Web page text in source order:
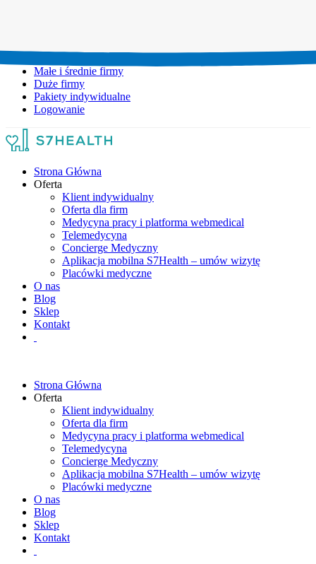
Małe i średnie firmy
Duże firmy
Pakiety indywidualne
Logowanie
Strona Główna
Oferta
Klient indywidualny
Oferta dla firm
Medycyna pracy i platforma webmedical
Telemedycyna
Concierge Medyczny
Aplikacja mobilna S7Health – umów wizytę
Placówki medyczne
O nas
Blog
Sklep
Kontakt
Strona Główna
Oferta
Klient indywidualny
Oferta dla firm
Medycyna pracy i platforma webmedical
Telemedycyna
Concierge Medyczny
Aplikacja mobilna S7Health – umów wizytę
Placówki medyczne
O nas
Blog
Sklep
Kontakt